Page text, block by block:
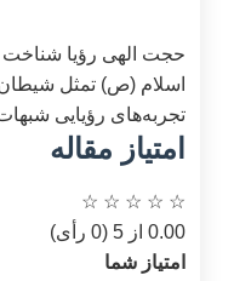
حجت الهی رؤیا شناخت
اسلام (ص) تمثل
تجربه‌های رؤیایی
امتیاز مقاله
☆
☆
☆
☆
☆
0.00 از 5 (0 رأی)
امتیاز شما